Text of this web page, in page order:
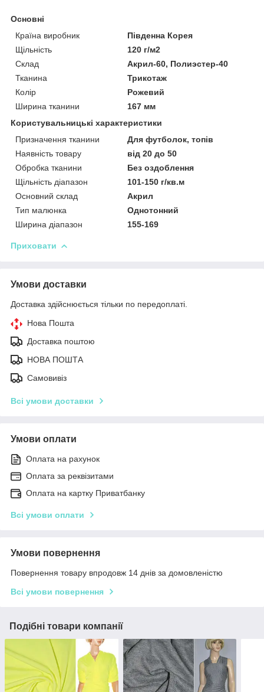
Основні
Країна виробник
Південна Корея
Щільність
120 г/м2
Склад
Акрил-60, Полиэстер-40
Тканина
Трикотаж
Колір
Рожевий
Ширина тканини
167 мм
Користувальницькі характеристики
Призначення тканини
Для футболок, топів
Наявність товару
від 20 до 50
Обробка тканини
Без оздоблення
Щільність діапазон
101-150 г/кв.м
Основний склад
Акрил
Тип малюнка
Однотонний
Ширина діапазон
155-169
Приховати
Умови доставки
Доставка здійснюється тільки по передоплаті.
Нова Пошта
Доставка поштою
НОВА ПОШТА
Самовивіз
Всі умови доставки
Умови оплати
Оплата на рахунок
Оплата за реквізитами
Оплата на картку Приватбанку
Всі умови оплати
Умови повернення
Повернення товару впродовж 14 днів за домовленістю
Всі умови повернення
Подібні товари компанії